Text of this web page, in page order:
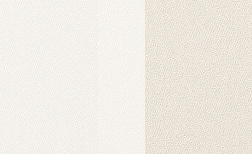
konzipiert. Sie
verwendet werden und
Ambiente in Ihrem
Sie können auch als
werden. Die
unseren Produkten werden
erzeugt und schaffen
Atmosphäre.
wird in der Regel
Mit speziellen
ihn einfach am Ständer